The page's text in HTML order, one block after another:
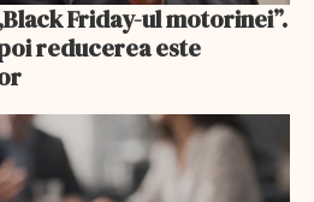
Friday-ul motorinei”.
reducerea este